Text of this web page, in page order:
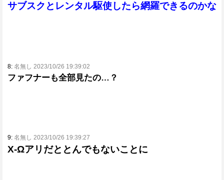
サブスクとレンタル駆使したら網羅できるのかな
8: 名無し 2023/10/26 19:39:02
ファフナーも全部見たの…？
9: 名無し 2023/10/26 19:39:27
X-Ωアリだととんでもないことに